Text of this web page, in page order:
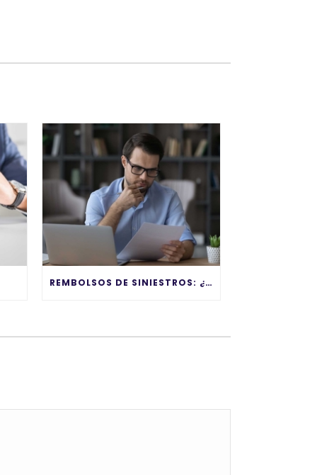
REMBOLSOS DE SINIESTROS: ¿CUÁNDO SE VUELVEN UN PROBLEMA?